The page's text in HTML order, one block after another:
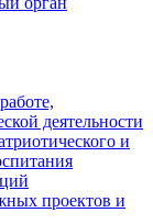
деятельности
и
проектов и